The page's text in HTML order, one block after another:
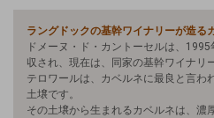
ラングドックの基幹ワイナリーが造る
ドメーヌ・ド・カントーセルは、
収され、現在は、同家の基幹ワイナリ
テロワールは、カベルネに最良と言わ
土壌です。
その土壌から生まれるカベルネは、濃